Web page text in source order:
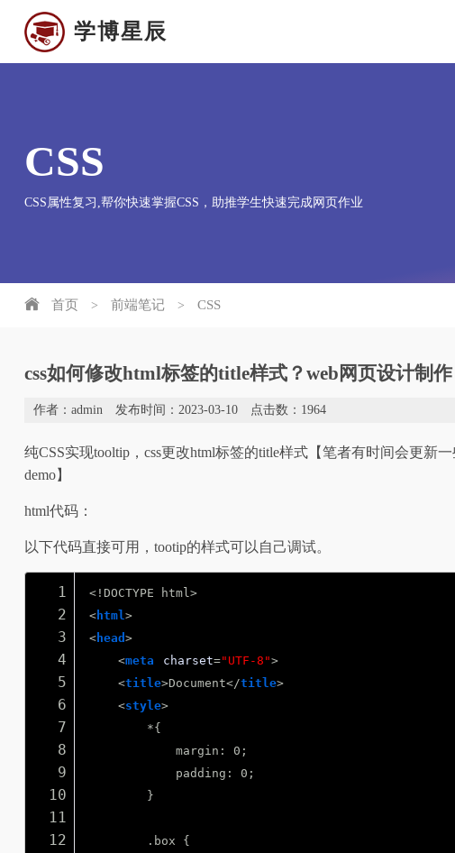
学博星辰
CSS
CSS属性复习,帮你快速掌握CSS，助推学生快速完成网页作业
首页 > 前端笔记 > CSS
css如何修改html标签的title样式？web网页设计制作
作者：admin 发布时间：2023-03-10 点击数： 1964
纯CSS实现tooltip，css更改html标签的title样式【笔者有时间会更
demo】
html代码：
以下代码直接可用，tootip的样式可以自己调试。
1
2
3
4
5
6
7
8
9
10
11
12
<!DOCTYPE html>
<html>
<head >
<meta charset="UTF-8">
<title>Document</title>
<style>
*{
margin: 0;
padding: 0;
}
.box {